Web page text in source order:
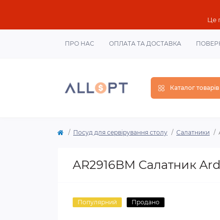
Це
ПРО НАС ОПЛАТА ТА ДОСТАВКА
Каталог товарів
Посуд для сервірування столу Салатники
AR2916BM Салатник
Популярний Продано